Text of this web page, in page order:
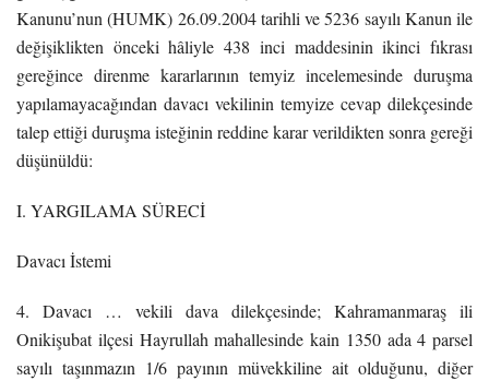
Kanunu’nun (HUMK) 26.09.2004 tarihli ve 5236 sayılı Kanun ile
değişiklikten önceki hâliyle 438 inci maddesinin ikinci fıkrası
gereğince direnme kararlarının temyiz incelemesinde duruşma
yapılamayacağından davacı vekilinin temyize cevap dilekçesinde
talep ettiği duruşma isteğinin reddine karar verildikten sonra gereği
düşünüldü:
I. YARGILAMA SÜRECİ
Davacı İstemi
4. Davacı … vekili dava dilekçesinde; Kahramanmaraş ili
Onikişubat ilçesi Hayrullah mahallesinde kain 1350 ada 4 parsel
sayılı taşınmazın 1/6 payının müvekkiline ait olduğunu, diğer